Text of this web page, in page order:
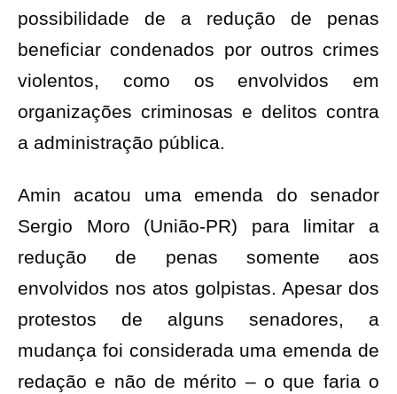
possibilidade de a redução de penas
beneficiar condenados por outros crimes
violentos, como os envolvidos em
organizações criminosas e delitos contra
a administração pública.
Amin acatou uma emenda do senador
Sergio Moro (União-PR) para limitar a
redução de penas somente aos
envolvidos nos atos golpistas. Apesar dos
protestos de alguns senadores, a
mudança foi considerada uma emenda de
redação e não de mérito – o que faria o